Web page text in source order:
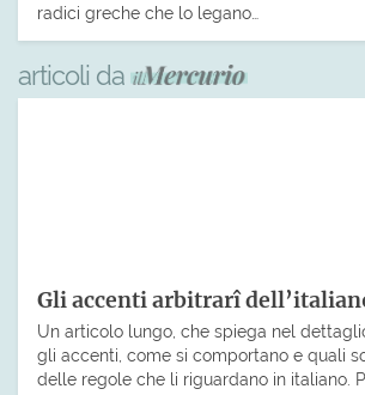
radici greche che lo legano…
articoli da
Gli accenti arbitrarî
Un articolo lungo, che spiega nel
gli accenti, come si comportano e quali
delle regole che li riguardano in italiano.